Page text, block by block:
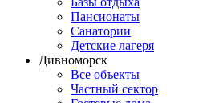
Пансионаты
Санатории
Детские лагеря
Дивноморск
Все объекты
Частный сектор